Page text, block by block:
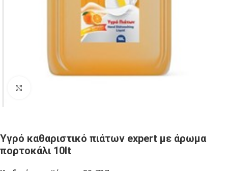
Υγρό καθαριστικό πιάτων expert με άρωμα
πορτοκάλι 10lt